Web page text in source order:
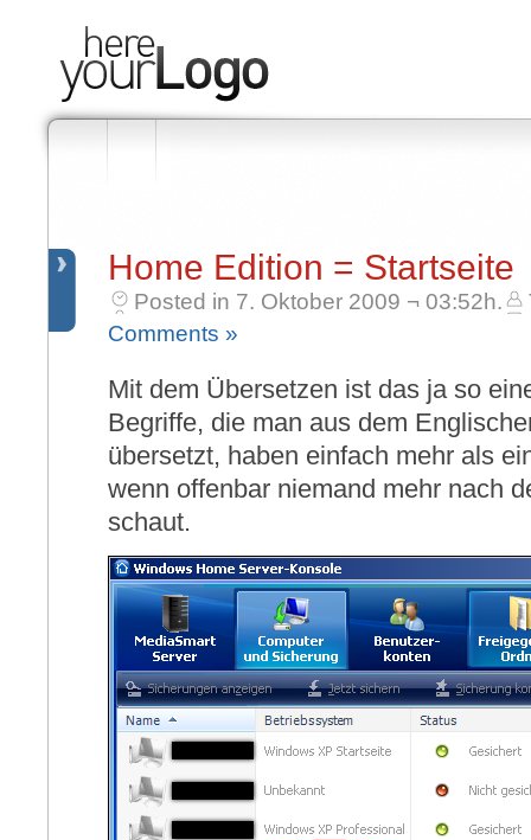
Home Edition = Startseite
Posted in 7. Oktober 2009 ¬ 03:52h.
Comments »
Mit dem Übersetzen ist das ja so
Begriffe, die man aus dem
übersetzt, haben einfach mehr als
wenn offenbar niemand mehr nach
schaut.